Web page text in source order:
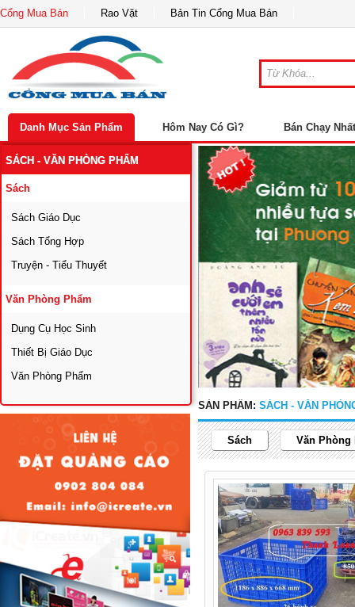
Cổng Mua Bán Rao Vặt Bản Tin Cổng Mua Bán
Danh Mục Sản Phẩm Hôm Nay Có Gì? Bán Chạy Nhất
SÁCH - VĂN PHÒNG PHẨM
Sách
Sách Giáo Dục
Sách Tổng Hợp
Truyện - Tiểu Thuyết
Văn Phòng Phẩm
Dụng Cụ Học Sinh
Thiết Bị Giáo Dục
Văn Phòng Phẩm
SẢN PHẨM: SÁCH - VĂN
Sách Văn Phòng